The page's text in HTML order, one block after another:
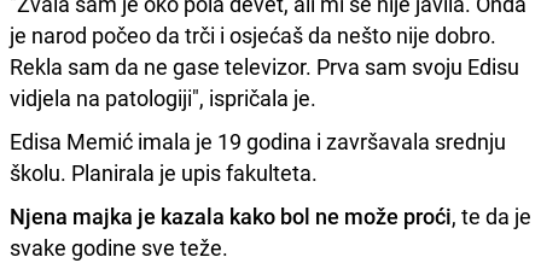
je narod počeo da trči i osjećaš da nešto nije dobro.
Rekla sam da ne gase televizor. Prva sam svoju Edisu
vidjela na patologiji", ispričala je.
Edisa Memić imala je 19 godina i završavala srednju
školu. Planirala je upis fakulteta.
Njena majka je kazala kako bol ne može proći, te da je
svake godine sve teže.